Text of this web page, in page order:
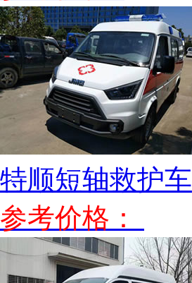
特顺短轴救护车
参考价格：